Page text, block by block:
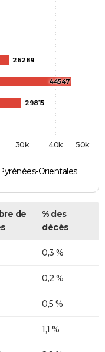
26289
44547
29815
Orientales
30k 40k 50k
de
% des
décès
0,3 %
0,2 %
0,5 %
1,1 %